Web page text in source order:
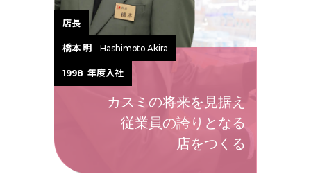
店長
橋本 明
Hashimoto Akira
1998 年度入社
カスミの将来を見据え
従業員の誇りとなる
店をつくる